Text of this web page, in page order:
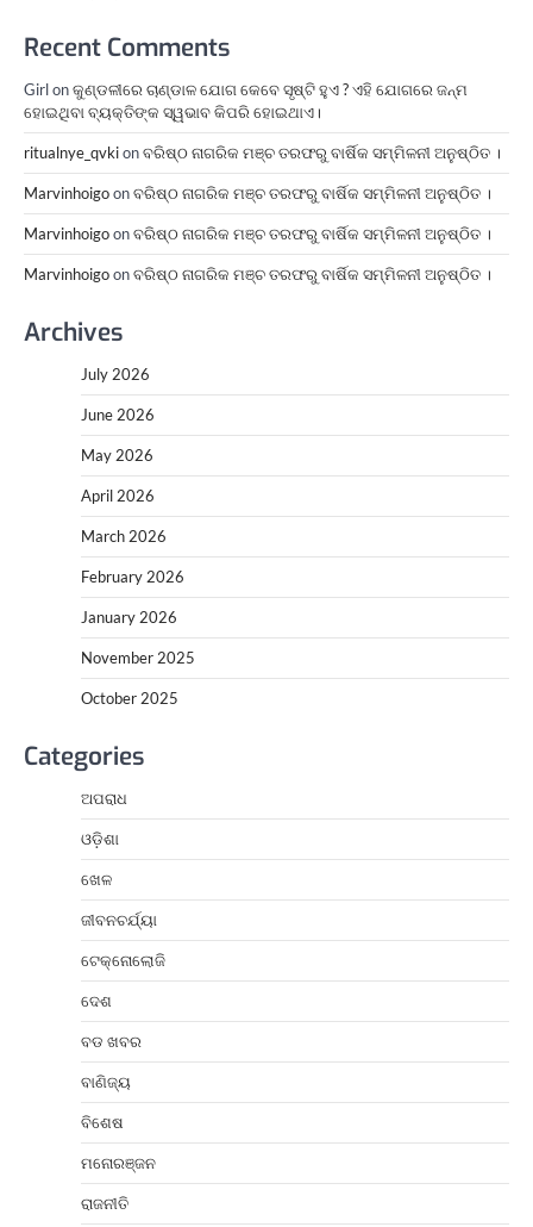
Recent Comments
Girlonକୁଣ୍ଡଳୀରେ ଚାଣ୍ଡାଳ ଯୋଗ କେବେ ସୃଷ୍ଟି ହୁଏ ? ଏହି ଯୋଗରେ ଜନ୍ମ
ହୋଇଥିବା ବ୍ୟକ୍ତିଙ୍କ ସ୍ୱଭାବ କିପରି ହୋଇଥାଏ।
ritualnye_qvkionବରିଷ୍ଠ ନାଗରିକ ମଞ୍ଚ ତରଫରୁ ବାର୍ଷିକ ସମ୍ମିଳନୀ ଅନୁଷ୍ଠିତ ।
Marvinhoigoonବରିଷ୍ଠ ନାଗରିକ ମଞ୍ଚ ତରଫରୁ ବାର୍ଷିକ ସମ୍ମିଳନୀ ଅନୁଷ୍ଠିତ ।
Marvinhoigoonବରିଷ୍ଠ ନାଗରିକ ମଞ୍ଚ ତରଫରୁ ବାର୍ଷିକ ସମ୍ମିଳନୀ ଅନୁଷ୍ଠିତ ।
Marvinhoigoonବରିଷ୍ଠ ନାଗରିକ ମଞ୍ଚ ତରଫରୁ ବାର୍ଷିକ ସମ୍ମିଳନୀ ଅନୁଷ୍ଠିତ ।
Archives
July 2026
June 2026
May 2026
April 2026
March 2026
February 2026
January 2026
November 2025
October 2025
Categories
ଅପରାଧ
ଓଡ଼ିଶା
ଖେଳ
ଜୀବନଚର୍ଯ୍ୟା
ଟେକ୍ନୋଲୋଜି
ଦେଶ
ବଡ ଖବର
ବାଣିଜ୍ୟ
ବିଶେଷ
ମନୋରଞ୍ଜନ
ରାଜନୀତି